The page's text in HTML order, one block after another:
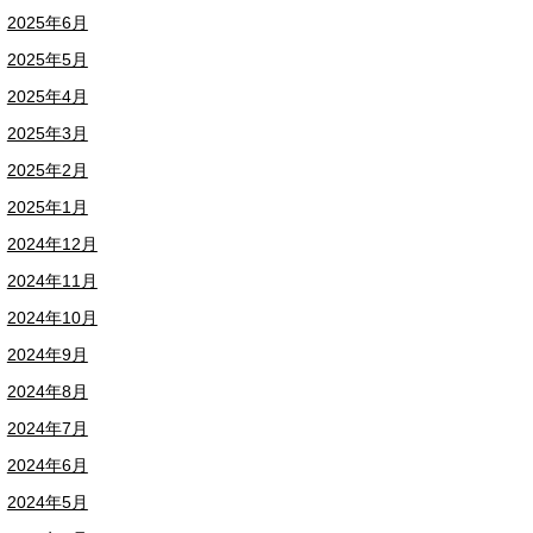
2025年6月
2025年5月
2025年4月
2025年3月
2025年2月
2025年1月
2024年12月
2024年11月
2024年10月
2024年9月
2024年8月
2024年7月
2024年6月
2024年5月